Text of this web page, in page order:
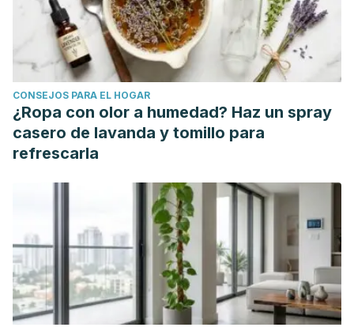
https://pubmed.ncbi.nlm.nih.gov/19284179/
European Medicines Agency (2016). Assessment report on
Valeriana officinalis L., radix and Valeriana officinalis L.,
aetheroleum. EMA/HMPC/150846/2015. Committee on
Herbal Medicinal Products (HMPC).
https://www.ema.europa.eu/en/documents/herbal-
report/final-assessment-report-valeriana-officinalis-l-radix-
Fernández, S., Wasowski, C., Paladini, A. & Marder, M.
(2004). Sedative and sleep-enhancing properties of
linarin, a flavonoid-isolated from Valeriana officinalis.
Pharmacology Biochemistry and Behavior
(2), 399-404.
Disponible en:
https://www.sciencedirect.com/science/article/abs/pii/
Gromball, J., Beschorner, F., Wantzen, C., et al. (2014).
CONSEJOS PARA EL HOGAR
¿Ropa con olor a humedad? Haz un spray
casero de lavanda y tomillo para
refrescarla